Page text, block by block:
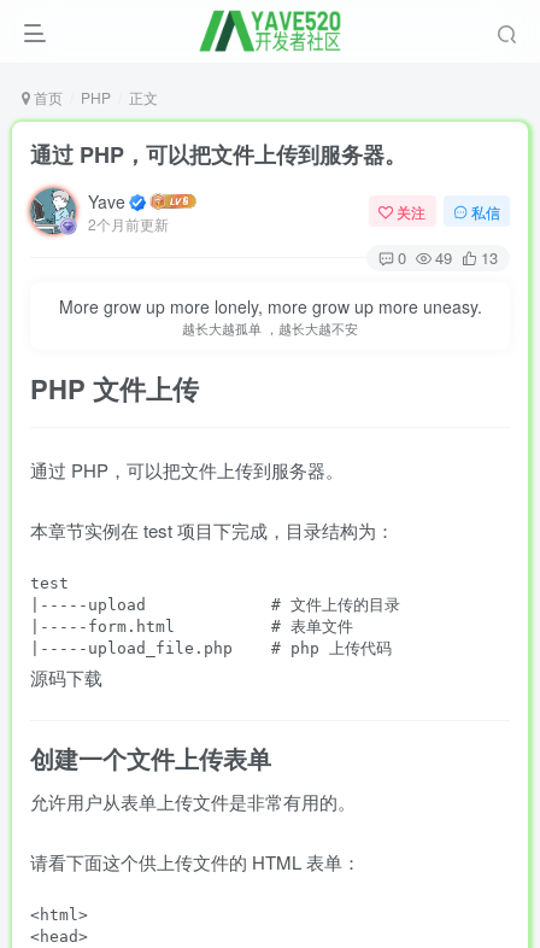
首页 PHP 正文
通过 PHP，可以把文件上传到服务器。
Yave
2个月前更新
关注 私信
0 49 13
More grow up more lonely, more grow up more uneasy.
越长大越孤单 ，越长大越不安
PHP 文件上传
通过 PHP，可以把文件上传到服务器。
本章节实例在 test 项目下完成，目录结构为：
test
|-----upload             # 文件上传的目录
|-----form.html          # 表单文件
源码下载
创建一个文件上传表单
允许用户从表单上传文件是非常有用的。
请看下面这个供上传文件的 HTML 表单：
<html>
<head>